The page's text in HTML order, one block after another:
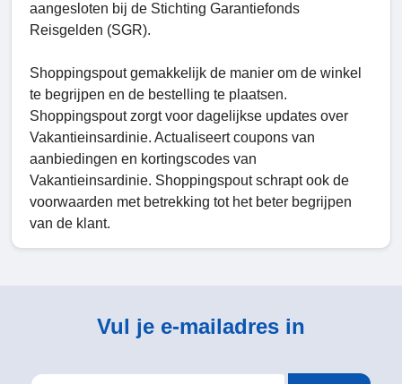
aangesloten bij de Stichting Garantiefonds
Reisgelden (SGR).
Shoppingspout gemakkelijk de manier om de winkel
te begrijpen en de bestelling te plaatsen.
Shoppingspout zorgt voor dagelijkse updates over
Vakantieinsardinie. Actualiseert coupons van
aanbiedingen en kortingscodes van
Vakantieinsardinie. Shoppingspout schrapt ook de
voorwaarden met betrekking tot het beter begrijpen
van de klant.
Vul je e-mailadres in